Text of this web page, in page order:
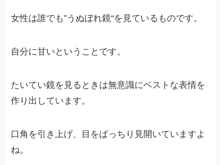
女性は誰でも”うぬぼれ鏡“を見ているものです。
自分に甘いということです。
たいてい鏡を見るときは無意識にベストな表情を
作り出しています。
口角を引き上げ、目をぱっちり見開いていますよ
ね。